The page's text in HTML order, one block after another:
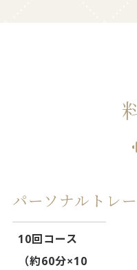
パーソナルトレ
10回コース
（約60分×10